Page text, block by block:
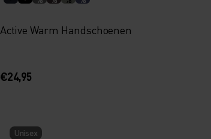
Active Warm Handschoenen
€24,95
Unisex